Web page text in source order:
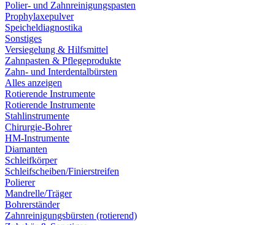
Polier- und Zahnreinigungspasten
Prophylaxepulver
Speicheldiagnostika
Sonstiges
Versiegelung & Hilfsmittel
Zahnpasten & Pflegeprodukte
Zahn- und Interdentalbürsten
Alles anzeigen
Rotierende Instrumente
Rotierende Instrumente
Stahlinstrumente
Chirurgie-Bohrer
HM-Instrumente
Diamanten
Schleifkörper
Schleifscheiben/Finierstreifen
Polierer
Mandrelle/Träger
Bohrerständer
Zahnreinigungsbürsten (rotierend)